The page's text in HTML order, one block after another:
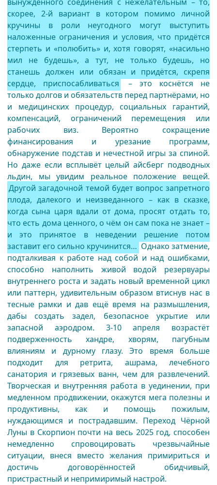
вынужденного соединения с нежелательным – то,
скорее, 2-й вариант в котором помимо личной
кручины в роли неугодного могут выступить
наложенные ограничения и условия, что придётся
стерпеть и «полюбить» и, хотя говорят, «насильно
мил не будешь», а тут, не только будешь, но
станешь должен или обязан и придётся, скрепя
сердце, приспосабливаться
– это коснётся не
только долгов и обязательств перед партнёрами, но
и медицинских процедур, социальных гарантий,
компенсаций, ограничений перемещения или
рабочих виз. Вероятно сокращение
финансирования и урезание программ,
обнаружение подстав и нечестной игры за спиной.
Но даже если всплывёт целый айсберг подводных
льдин, мы увидим реальное положение вещей.
Другой загадочной темой будет вопрос запретного
плода, далекого и неизведанного – как в сказке,
когда сына царя вдали от дома, просят отдать то,
что есть дома ценного, о чём он сам пока не знает –
и это принятое в неведении решение потом
заставит его сильно кручинится… Однако затмение,
подталкивая к работе над собой и над ошибками,
способно наполнить живой водой резервуары
внутреннего роста и задать новый временной цикл
или паттерн, удивительным образом втиснув нас в
тесные рамки и дав ещё время на размышления,
дабы создать задел, безопасное укрытие или
запасной аэродром. 3-10 апреля возрастёт
подверженность хандре, хворям, пагубным
влияниям и дурному глазу. Это время больше
подходит для ретрита, ашрама, лечебного
санатория и грязевых ванн, чем для развлечений.
Творческая и внутренняя работа в уединении, при
медленном продвижении, окажутся мега полезны и
продуктивны, как и помощь пожилым,
нуждающимся и пострадавшим. Переход Чёрной
Луны в Скорпион почти на весь 2025 год, способен
немедленно спровоцировать чрезвычайные
ситуации, внеся вместо желания примириться и
достичь договорённостей обидчивый,
пристрастный и непримиримый настрой.